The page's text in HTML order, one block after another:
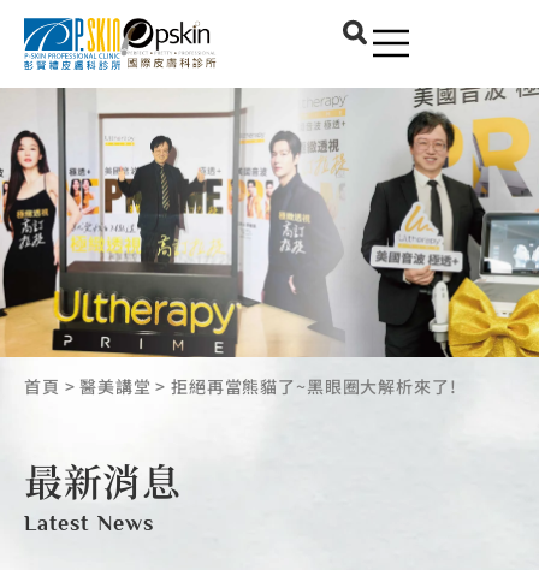
首頁 >醫美講堂 >拒絕再當熊貓了~黑眼圈大解析來了!
最新消息
Latest News